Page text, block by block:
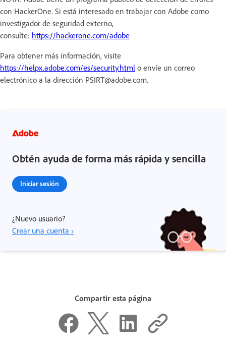
con HackerOne. Si está interesado en trabajar con Adobe como
investigador de seguridad externo,
consulte: https://hackerone.com/adobe
Para obtener más información, visite
https://helpx.adobe.com/es/security.html o envíe un correo
electrónico a la dirección PSIRT@adobe.com.
Obtén ayuda de forma más rápida y sencilla
Iniciar sesión
¿Nuevo usuario?
Crear una cuenta ›
Compartir esta página